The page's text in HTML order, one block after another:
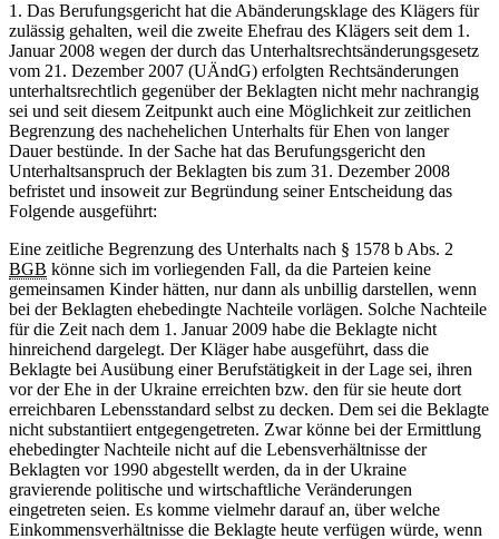
1. Das Berufungsgericht hat die Abänderungsklage des Klägers für
zulässig gehalten, weil die zweite Ehefrau des Klägers seit dem 1.
Januar 2008 wegen der durch das Unterhaltsrechtsänderungsgesetz
vom 21. Dezember 2007 (UÄndG) erfolgten Rechtsänderungen
unterhaltsrechtlich gegenüber der Beklagten nicht mehr nachrangig
sei und seit diesem Zeitpunkt auch eine Möglichkeit zur zeitlichen
Begrenzung des nachehelichen Unterhalts für Ehen von langer
Dauer bestünde. In der Sache hat das Berufungsgericht den
Unterhaltsanspruch der Beklagten bis zum 31. Dezember 2008
befristet und insoweit zur Begründung seiner Entscheidung das
Folgende ausgeführt:
Eine zeitliche Begrenzung des Unterhalts nach § 1578 b Abs. 2
BGB könne sich im vorliegenden Fall, da die Parteien keine
gemeinsamen Kinder hätten, nur dann als unbillig darstellen, wenn
bei der Beklagten ehebedingte Nachteile vorlägen. Solche Nachteile
für die Zeit nach dem 1. Januar 2009 habe die Beklagte nicht
hinreichend dargelegt. Der Kläger habe ausgeführt, dass die
Beklagte bei Ausübung einer Berufstätigkeit in der Lage sei, ihren
vor der Ehe in der Ukraine erreichten bzw. den für sie heute dort
erreichbaren Lebensstandard selbst zu decken. Dem sei die Beklagte
nicht substantiiert entgegengetreten. Zwar könne bei der Ermittlung
ehebedingter Nachteile nicht auf die Lebensverhältnisse der
Beklagten vor 1990 abgestellt werden, da in der Ukraine
gravierende politische und wirtschaftliche Veränderungen
eingetreten seien. Es komme vielmehr darauf an, über welche
Einkommensverhältnisse die Beklagte heute verfügen würde, wenn